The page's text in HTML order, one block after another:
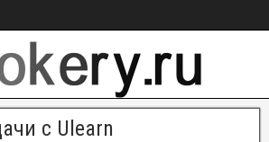
с Ulearn